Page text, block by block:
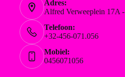
Adres:
Alfred Verweeplein 17A
Telefoon:
+32-456-071.056
Mobiel:
0456071056